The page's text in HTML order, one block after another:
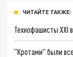
ЧИТАЙТЕ ТАКЖЕ:
Технофашисты XXI
"Кротами" были